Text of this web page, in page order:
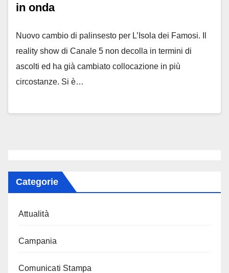
in onda
Nuovo cambio di palinsesto per L’Isola dei Famosi. Il
reality show di Canale 5 non decolla in termini di
ascolti ed ha già cambiato collocazione in più
circostanze. Si è…
Categorie
Attualità
Campania
Comunicati Stampa